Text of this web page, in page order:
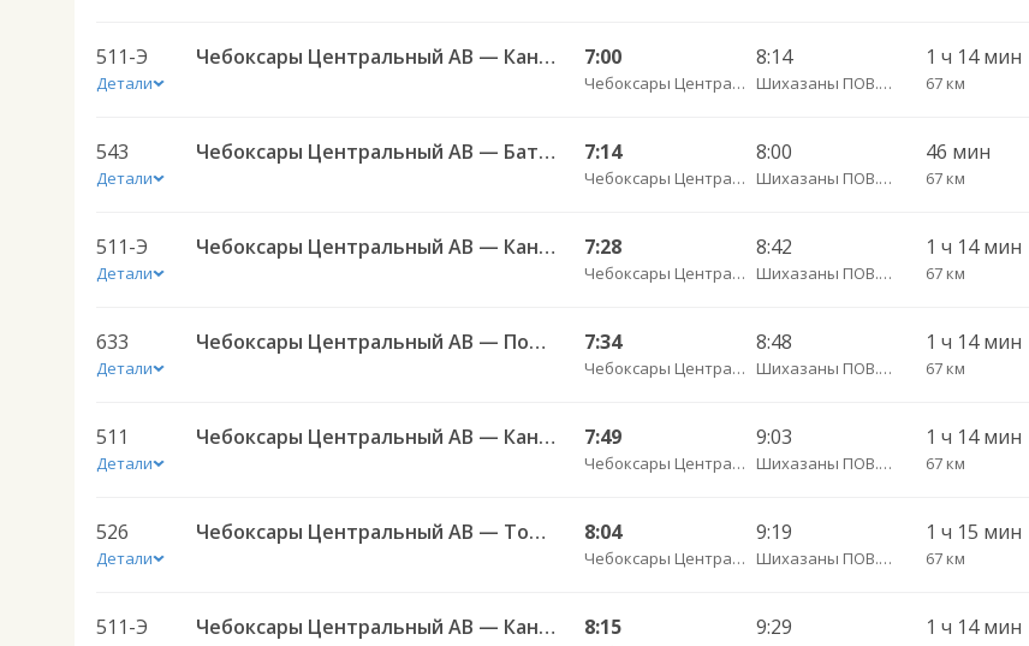
511-Э
Детали
Чебоксары Центральный АВ — Канаш АВ 511-ЭЭ 7:00
Чебоксары Центральный АВ
8:14
Шихазаны ПОВ.ГАИ трасса
1 ч 14 мин
67 км
543
Детали
Чебоксары Центральный АВ — Батырево с. ДКП 543 7:14
Чебоксары Центральный АВ
8:00
Шихазаны ПОВ.ГАИ трасса
46 мин
67 км
511-Э
Детали
Чебоксары Центральный АВ — Канаш АВ 511-ЭЭ 7:28
Чебоксары Центральный АВ
8:42
Шихазаны ПОВ.ГАИ трасса
1 ч 14 мин
67 км
633
Детали
Чебоксары Центральный АВ — Полевой Сундырь д. 633 7:34
Чебоксары Центральный АВ
8:48
Шихазаны ПОВ.ГАИ трасса
1 ч 14 мин
67 км
511
Детали
Чебоксары Центральный АВ — Канаш АВ 511 7:49
Чебоксары Центральный АВ
9:03
Шихазаны ПОВ.ГАИ трасса
1 ч 14 мин
67 км
526
Детали
Чебоксары Центральный АВ — Тойси с. (Батырево) 526 8:04
Чебоксары Центральный АВ
9:19
Шихазаны ПОВ.ГАИ трасса
1 ч 15 мин
67 км
511-Э Чебоксары Центральный АВ — Канаш АВ 511-ЭЭ 8:15 9:29 1 ч 14 мин